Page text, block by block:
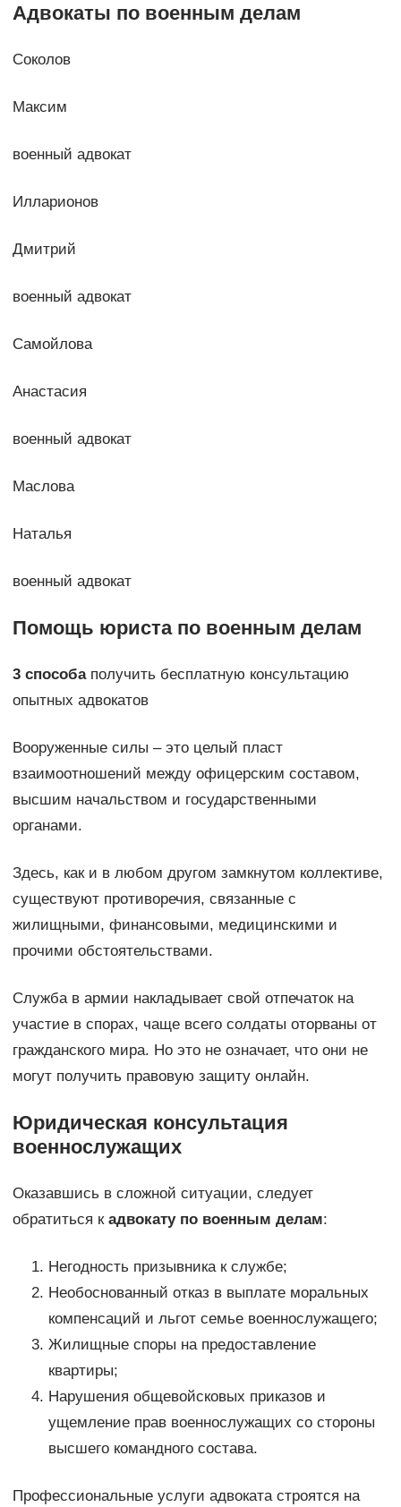
Адвокаты по военным делам
Соколов
Максим
военный адвокат
Илларионов
Дмитрий
военный адвокат
Самойлова
Анастасия
военный адвокат
Маслова
Наталья
военный адвокат
Помощь юриста по военным делам
3 способаполучить бесплатную консультацию
опытных адвокатов
Вооруженные силы – это целый пласт
взаимоотношений между офицерским составом,
высшим начальством и государственными
органами.
Здесь, как и в любом другом замкнутом коллективе,
существуют противоречия, связанные с
жилищными, финансовыми, медицинскими и
прочими обстоятельствами.
Служба в армии накладывает свой отпечаток на
участие в спорах, чаще всего солдаты оторваны от
гражданского мира. Но это не означает, что они не
могут получить правовую защиту онлайн.
Юридическая консультация
военнослужащих
Оказавшись в сложной ситуации, следует
обратиться к адвокату по военным делам:
Негодность призывника к службе;
Необоснованный отказ в выплате моральных
компенсаций и льгот семье военнослужащего;
Жилищные споры на предоставление
квартиры;
Нарушения общевойсковых приказов и
ущемление прав военнослужащих со стороны
высшего командного состава.
Профессиональные услуги адвоката строятся на